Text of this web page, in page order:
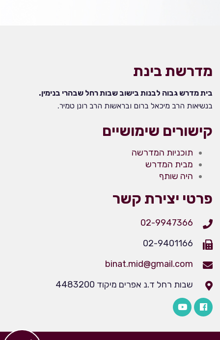
מדרשת בינת
בית מדרש גבוה לבנות בישוב שבות רחל שבהרי בנימין.
בנשיאות הרב מיכאל ברום ובראשות הרב רונן טמיר.
קישורים שימושיים
תוכניות המדרשה
מבית המדרש
היה שותף
פרטי יצירת קשר
02-9947366
02-9401166
binat.mid@gmail.com
שבות רחל ד.נ אפרים מיקוד 4483200